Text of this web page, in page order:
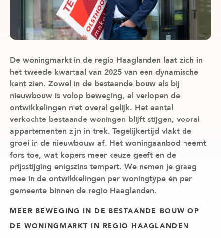
De woningmarkt in de regio Haaglanden laat zich in
het tweede kwartaal van 2025 van een dynamische
kant zien. Zowel in de bestaande bouw als bij
nieuwbouw is volop beweging, al verlopen de
ontwikkelingen niet overal gelijk. Het aantal
verkochte bestaande woningen blijft stijgen, vooral
appartementen zijn in trek. Tegelijkertijd vlakt de
groei in de nieuwbouw af. Het woningaanbod neemt
fors toe, wat kopers meer keuze geeft en de
prijsstijging enigszins tempert. We nemen je graag
mee in de ontwikkelingen per woningtype én per
gemeente binnen de regio Haaglanden.
MEER BEWEGING IN DE BESTAANDE BOUW OP
DE WONINGMARKT IN REGIO HAAGLANDEN